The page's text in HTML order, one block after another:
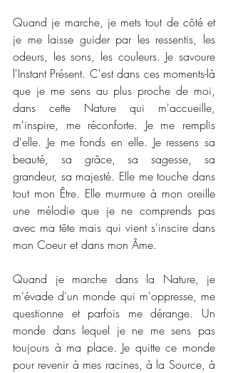
Quand je marche, je mets tout de côté et
je me laisse guider par les ressentis, les
odeurs, les sons, les couleurs. Je savoure
l'Instant Présent. C'est dans ces moments-là
que je me sens au plus proche de moi,
dans cette Nature qui m'accueille,
m'inspire, me réconforte. Je me remplis
d'elle. Je me fonds en elle. Je ressens sa
beauté, sa grâce, sa sagesse, sa
grandeur, sa majesté. Elle me touche dans
tout mon Être. Elle murmure à mon oreille
une mélodie que je ne comprends pas
avec ma tête mais qui vient s'inscire dans
mon Coeur et dans mon Âme.
Quand je marche dans la Nature, je
m'évade d'un monde qui m'oppresse, me
questionne et parfois me dérange. Un
monde dans lequel je ne me sens pas
toujours à ma place. Je quitte ce monde
pour revenir à mes racines, à la Source, à